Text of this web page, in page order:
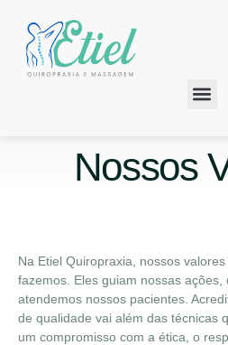
Nossos
Na Etiel Quiropraxia, nossos
fazemos. Eles guiam nossas
atendemos nossos pacientes.
de qualidade vai além das técnicas
um compromisso com a ética, o